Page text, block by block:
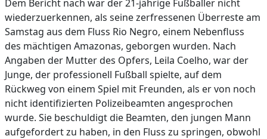
Dem Bericht nach war der 21-jährige Fußballer nicht
wiederzuerkennen, als seine zerfressenen Überreste am
Samstag aus dem Fluss Rio Negro, einem Nebenfluss
des mächtigen Amazonas, geborgen wurden. Nach
Angaben der Mutter des Opfers, Leila Coelho, war der
Junge, der professionell Fußball spielte, auf dem
Rückweg von einem Spiel mit Freunden, als er von noch
nicht identifizierten Polizeibeamten angesprochen
wurde. Sie beschuldigt die Beamten, den jungen Mann
aufgefordert zu haben, in den Fluss zu springen, obwohl